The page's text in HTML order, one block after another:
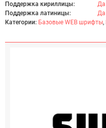
Поддержка кириллицы:
Да
Поддержка латиницы:
Да
Категории: Базовые WEB шрифты,